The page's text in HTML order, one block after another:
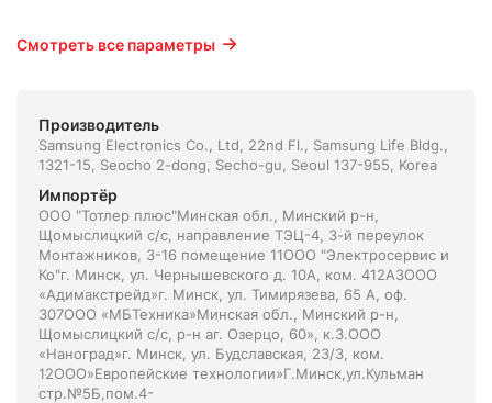
Смотреть все параметры
Производитель
Samsung Electronics Co., Ltd, 22nd Fl., Samsung Life Bldg.,
1321-15, Seocho 2-dong, Secho-gu, Seoul 137-955, Korea
Импортёр
ООО "Тотлер плюс"Минская обл., Минский р-н,
Щомыслицкий с/с, направление ТЭЦ-4, 3-й переулок
Монтажников, 3-16 помещение 11ООО "Электросервис и
Ко"г. Минск, ул. Чернышевского д. 10А, ком. 412А3ООО
«Адимакстрейд»г. Минск, ул. Тимирязева, 65 А, оф.
307ООО «МБТехника»Минская обл., Минский р-н,
Щомыслицкий с/с, р-н аг. Озерцо, 60», к.3.ООО
«Наноград»г. Минск, ул. Будславская, 23/3, ком.
12ООО»Европейские технологии»Г.Минск,ул.Кульман
стр.№5Б,пом.4-